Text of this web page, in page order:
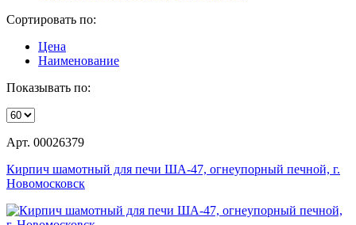
Сортировать по:
Цена
Наименование
Показывать по:
Арт. 00026379
Кирпич шамотный для печи ШA-47, огнеупорный печной, г.
Новомосковск